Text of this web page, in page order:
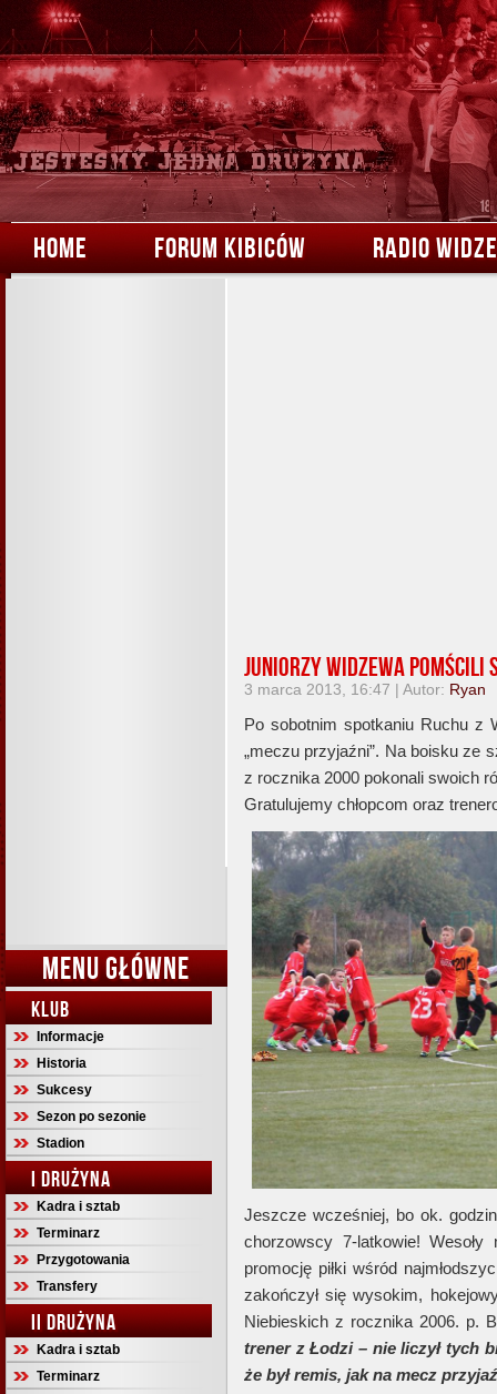
HOME FORUM KIBICÓW RADIO
MENU GŁÓWNE
KLUB
Informacje
Historia
Sukcesy
Sezon po sezonie
Stadion
I DRUŻYNA
Kadra i sztab
Terminarz
Przygotowania
Transfery
II DRUŻYNA
Kadra i sztab
Terminarz
Juniorzy Widzewa pomścili
3 marca 2013, 16:47 | Autor: Ryan
Po sobotnim spotkaniu Ruchu z
„meczu przyjaźni”. Na boisku ze
z rocznika 2000 pokonali swoich
Gratulujemy chłopcom oraz
Jeszcze wcześniej, bo ok.
chorzowscy 7-latkowie!
promocję piłki wśród
zakończył się wysokim,
Niebieskich z rocznika 2006. p.
trener z Łodzi – nie liczył tych
że był remis, jak na mecz